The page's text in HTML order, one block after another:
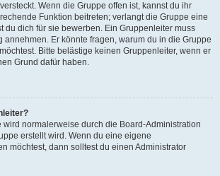
Wenn die Gruppe offen ist, kannst du ihr
Funktion beitreten; verlangt die Gruppe eine
du dich für sie bewerben. Ein Gruppenleiter muss
annehmen. Er könnte fragen, warum du in die Gruppe
Bitte belästige keinen Gruppenleiter, wenn er
Grund dafür haben.
wird normalerweise durch die Board-Administration
erstellt wird. Wenn du eine eigene
möchtest, dann solltest du einen Administrator